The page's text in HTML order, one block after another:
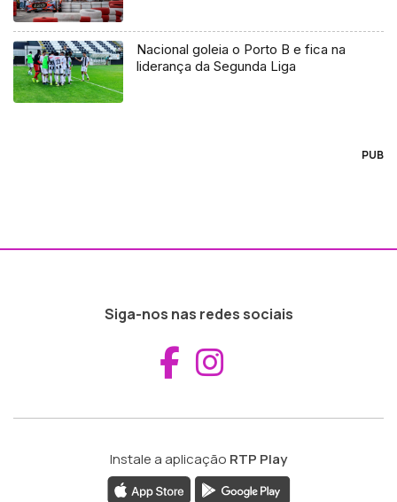
Nacional goleia o Porto B e fica na
liderança da Segunda Liga
PUB
Siga-nos nas redes sociais
Aceder ao
Instale a aplicação RTP Play